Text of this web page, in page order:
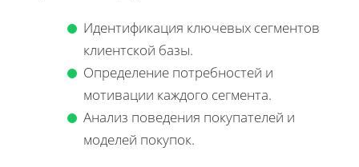
Идентификация ключевых сегментов
клиентской базы.
Определение потребностей и
мотивации каждого сегмента.
Анализ поведения покупателей и
моделей покупок.